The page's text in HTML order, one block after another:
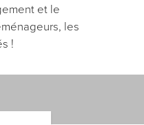
et le
les
!